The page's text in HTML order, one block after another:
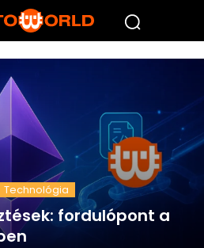
Technológia
fordulópont a